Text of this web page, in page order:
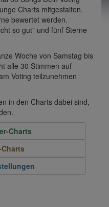
Charts mitgestalten.
bewertet werden.
so gut" und fünf Sterne
Woche von Samstag bis
alle 30 Stimmen auf
Voting teilzunehmen
in den Charts dabei sind,
Charts